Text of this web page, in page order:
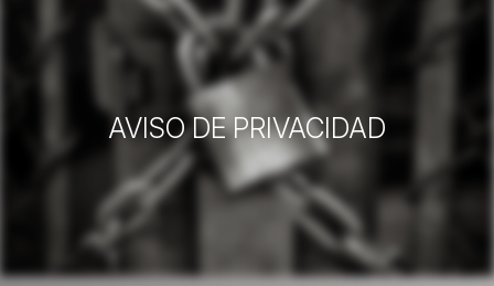
AVISO DE PRIVACIDAD